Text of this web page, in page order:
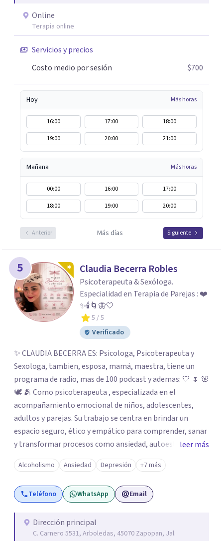
Online
Terapia online
Servicios y precios
Costo medio por sesión
$700
Hoy Más horas
16:00 17:00
18:00
19:00
20:00 21:00
Mañana Más horas
00:00 16:00
17:00
18:00
19:00 20:00
Anterior Más días Siguiente
5 Claudia Becerra Robles
Psicoterapeuta & Sexóloga.
Especialidad en Terapia de Parejas : ❤️
✨🕯️🌀🦋🤍
5 / 5
Verificado
✨ CLAUDIA BECERRA ES: Psicologa, Psicoterapeuta y
Sexologa, tambien, esposa, mamá, maestra, tiene un
programa de radio, mas de 100 podcast y ademas: 🤍 🌷 🌸
🕊️ 🫂 Como psicoterapeuta , especializada en el
acompañamiento emocional de niños, adolescentes,
adultos y parejas. Su trabajo se centra en brindar un
espacio seguro, ético y empático para comprender, sanar
y transformar procesos como ansiedad, autoestima,
duelos, conflictos familiares y crisis personales.
Acompaña desde una mirada humana e integral,
favoreciendo el autoconocimiento, la regulación
emocional y el equilibrio interno. 💖 💕 💫 🔥 🌹 Como
consciente, saludable y respetuosa. Acompaña procesos
relacionados con identidad sexual, educación sexual,
leer más
Alcoholismo Ansiedad Depresión +7 más
Teléfono WhatsApp Email
Dirección principal
C. Carnero 5531, Arboledas, 45070 Zapopan, Jal.